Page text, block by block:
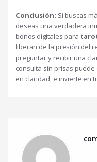
Conclusión: Si buscas
deseas una verdadera
bonos digitales para
liberan de la presión del
preguntar y recibir una
consulta sin prisas
en claridad, e invierte en